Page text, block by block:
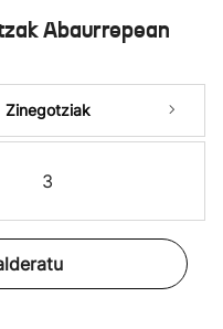
Abaurrepean
Zinegotziak
3